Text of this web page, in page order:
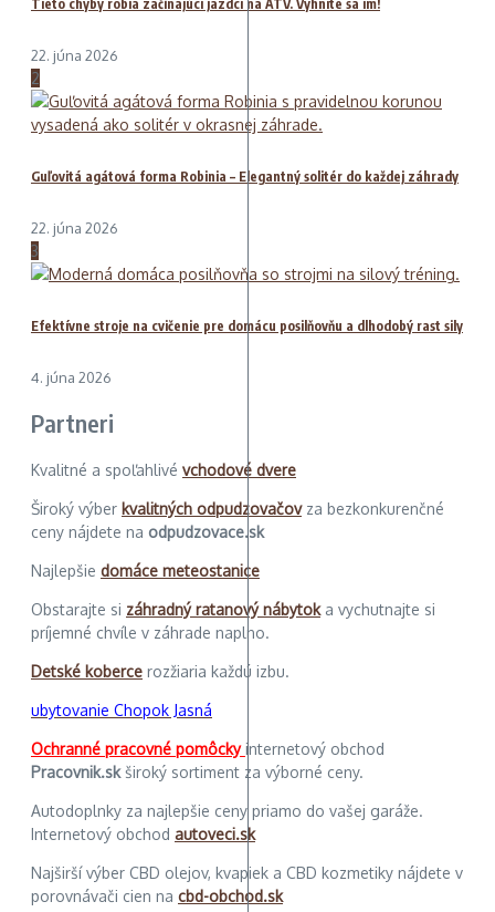
Tieto chyby robia začínajúci jazdci na ATV. Vyhnite sa im!
22. júna 2026
2
Guľovitá agátová forma Robinia – Elegantný solitér do každej záhrady
22. júna 2026
3
Efektívne stroje na cvičenie pre domácu posilňovňu a dlhodobý rast sily
4. júna 2026
Partneri
Kvalitné a spoľahlivé vchodové dvere
Široký výber kvalitných odpudzovačovza bezkonkurenčné
ceny nájdete na odpudzovace.sk
Najlepšie domáce meteostanice
Obstarajte si záhradný ratanový nábytoka vychutnajte si
príjemné chvíle v záhrade naplno.
Detské koberce rozžiaria každú izbu.
ubytovanie Chopok Jasná
Ochranné pracovné pomôckyinternetový obchod
Pracovnik.skširoký sortiment za výborné ceny.
Autodoplnky za najlepšie ceny priamo do vašej garáže.
Internetový obchod autoveci.sk
Najširší výber CBD olejov, kvapiek a CBD kozmetiky nájdete v
porovnávači cien na cbd-obchod.sk